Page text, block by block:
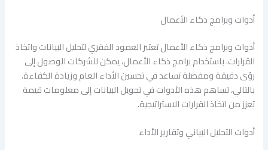
أدوات وبرامج ذكاء الأعمال
أدوات وبرامج ذكاء الأعمال تعتبر العمود الفقري لتحليل البيانات واتخاذ
القرارات. باستخدام برامج ذكاء الأعمال، يمكن للشركات الوصول إلى
رؤى دقيقة ومفصلة تساعد في تحسين الأداء العام وزيادة الكفاءة.
بالتالي، تساهم هذه الأدوات في تحويل البيانات إلى معلومات قيمة
تعزز من اتخاذ القرارات الاستراتيجية.
أدوات التحليل البياني وتقارير الأداء